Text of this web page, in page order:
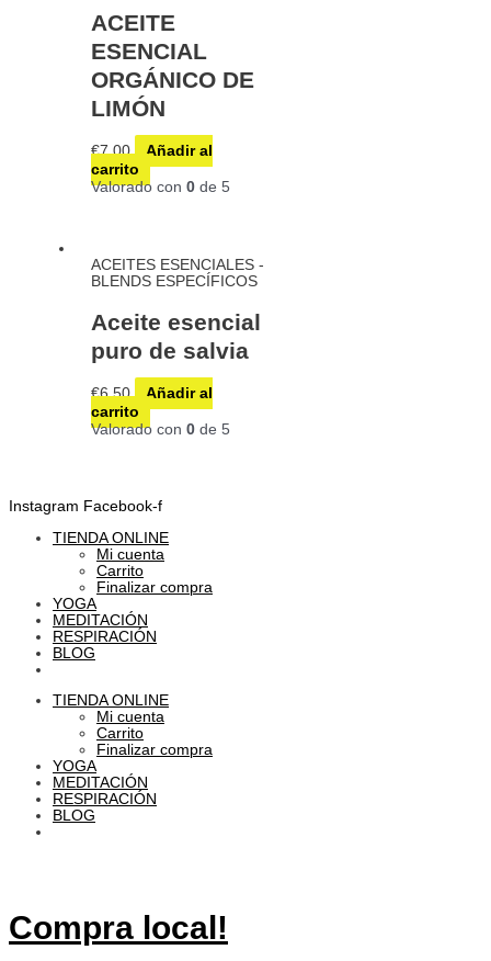
ACEITE
ESENCIAL
ORGÁNICO DE
LIMÓN
€7,00
Añadir al
carrito
Valorado con 0de 5
ACEITES ESENCIALES -
BLENDS ESPECÍFICOS
Aceite esencial
puro de salvia
€6,50
Añadir al
carrito
Valorado con 0de 5
Instagram Facebook-f
TIENDA ONLINE
Mi cuenta
Carrito
Finalizar compra
YOGA
MEDITACIÓN
RESPIRACIÓN
BLOG
TIENDA ONLINE
Mi cuenta
Carrito
Finalizar compra
YOGA
MEDITACIÓN
RESPIRACIÓN
BLOG
Compra local!